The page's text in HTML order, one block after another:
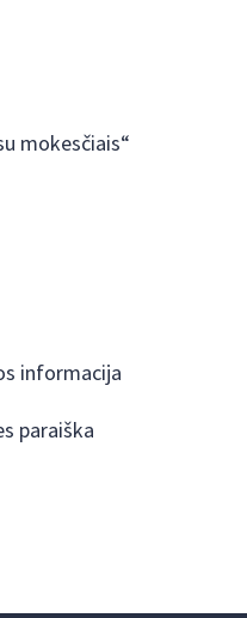
mokesčiais“
informacija
paraiška